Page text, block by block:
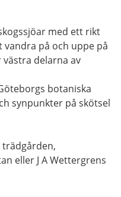
med ett rikt
vandra på och uppe på
delarna av
botaniska
synpunkter på skötsel
trädgården,
eller J A Wettergrens